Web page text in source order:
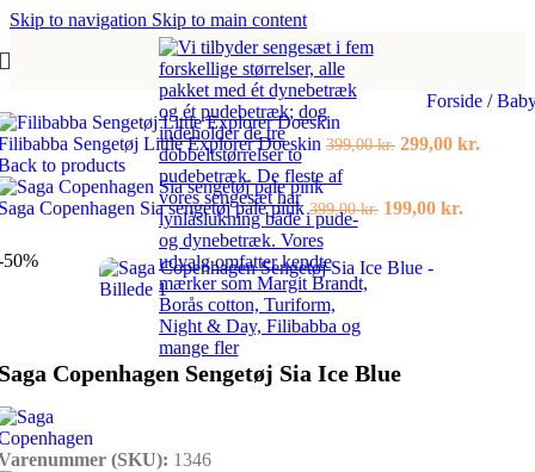
Skip to navigation Skip to main content
Forside /
Sengetøj Little Explorer Doeskin 399,00kr. Den
var:
299,00 kr.
to products
Copenhagen Sia sengetøj pale pink399,00kr. Den
var:
199,00 kr.
50%
Copenhagen Sengetøj Sia Ice Blue
(SKU): 1346